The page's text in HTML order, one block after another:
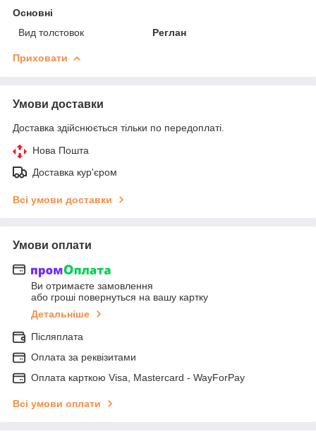
Основні
Вид толстовок
Реглан
Приховати
Умови доставки
Доставка здійснюється тільки по передоплаті.
Нова Пошта
Доставка кур'єром
Всі умови доставки
Умови оплати
Ви отримаєте замовлення
або гроші повернуться на вашу картку
Детальніше
Післяплата
Оплата за реквізитами
Оплата карткою Visa, Mastercard - WayForPay
Всі умови оплати